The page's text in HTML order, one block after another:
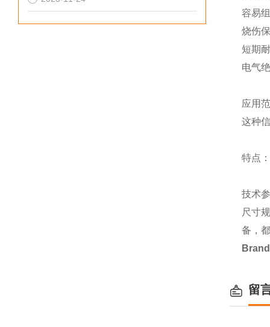
容易
烧伤
短期
电气
应用
这种
特点
技术
尺寸
备，
留